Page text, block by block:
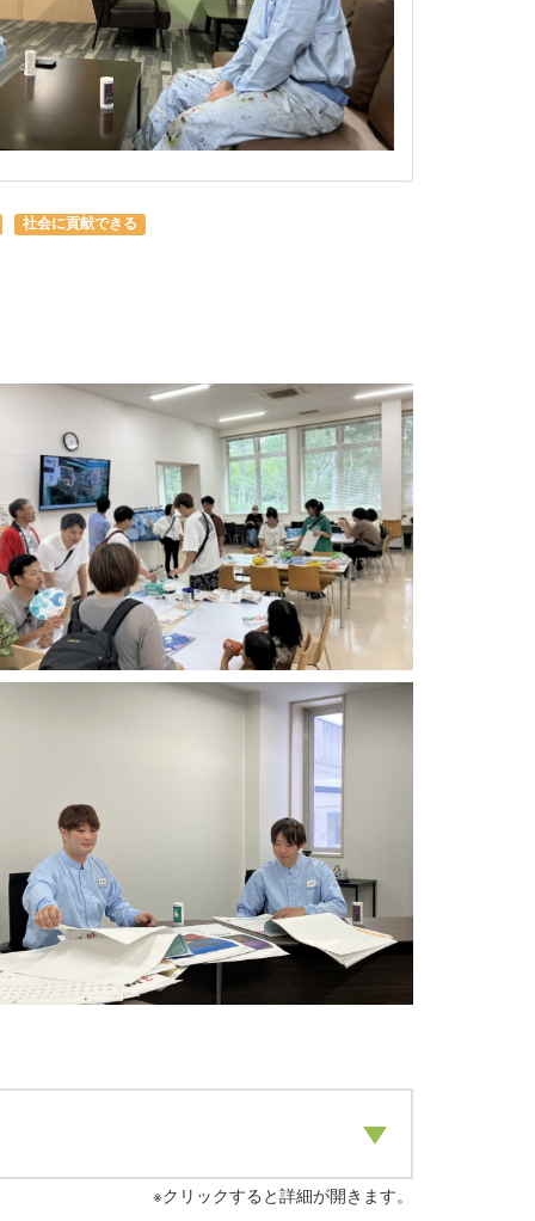
社会に貢献できる
※クリックすると詳細が開きます。